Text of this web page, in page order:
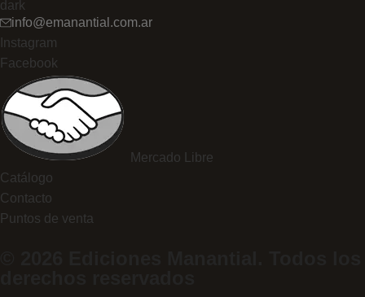
info@emanantial.com.ar
Instagram
Facebook
Mercado Libre
Catálogo
Contacto
Puntos de venta